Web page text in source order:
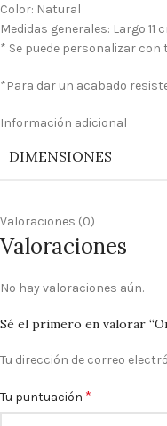
Color: Natural
Medidas generales: Largo 11
* Se puede personalizar con
*Para dar un acabado
Información adicional
DIMENSIONES
Valoraciones (0)
Valoraciones
No hay valoraciones aún.
Sé el primero en valorar
Tu dirección de correo
Tu puntuación *